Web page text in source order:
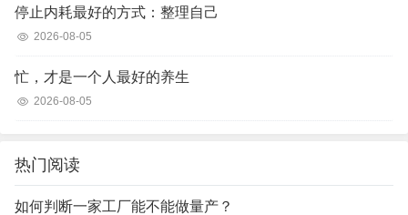
停止内耗最好的方式：整理自己
2026-08-05
忙，才是一个人最好的养生
2026-08-05
热门阅读
如何判断一家工厂能不能做量产？